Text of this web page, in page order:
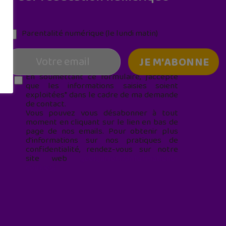
Parentalité numérique (le lundi matin)
En soumettant ce formulaire, j’accepte
que les informations saisies soient
exploitées* dans le cadre de ma demande
de contact.
Vous pouvez vous désabonner à tout
moment en cliquant sur le lien en bas de
page de nos emails. Pour obtenir plus
d'informations sur nos pratiques de
confidentialité, rendez-vous sur notre
site web